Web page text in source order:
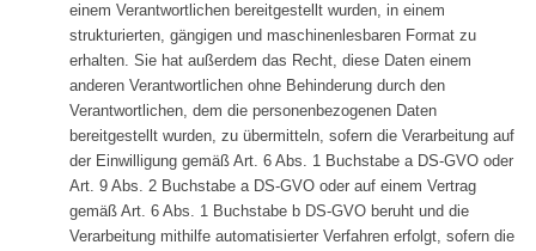
einem Verantwortlichen bereitgestellt wurden, in einem
strukturierten, gängigen und maschinenlesbaren Format zu
erhalten. Sie hat außerdem das Recht, diese Daten einem
anderen Verantwortlichen ohne Behinderung durch den
Verantwortlichen, dem die personenbezogenen Daten
bereitgestellt wurden, zu übermitteln, sofern die Verarbeitung auf
der Einwilligung gemäß Art. 6 Abs. 1 Buchstabe a DS-GVO oder
Art. 9 Abs. 2 Buchstabe a DS-GVO oder auf einem Vertrag
gemäß Art. 6 Abs. 1 Buchstabe b DS-GVO beruht und die
Verarbeitung mithilfe automatisierter Verfahren erfolgt, sofern die